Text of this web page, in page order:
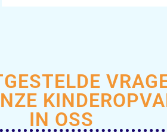
IN OSS